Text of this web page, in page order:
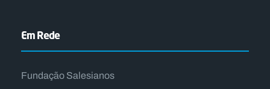
Em Rede
Fundação Salesianos